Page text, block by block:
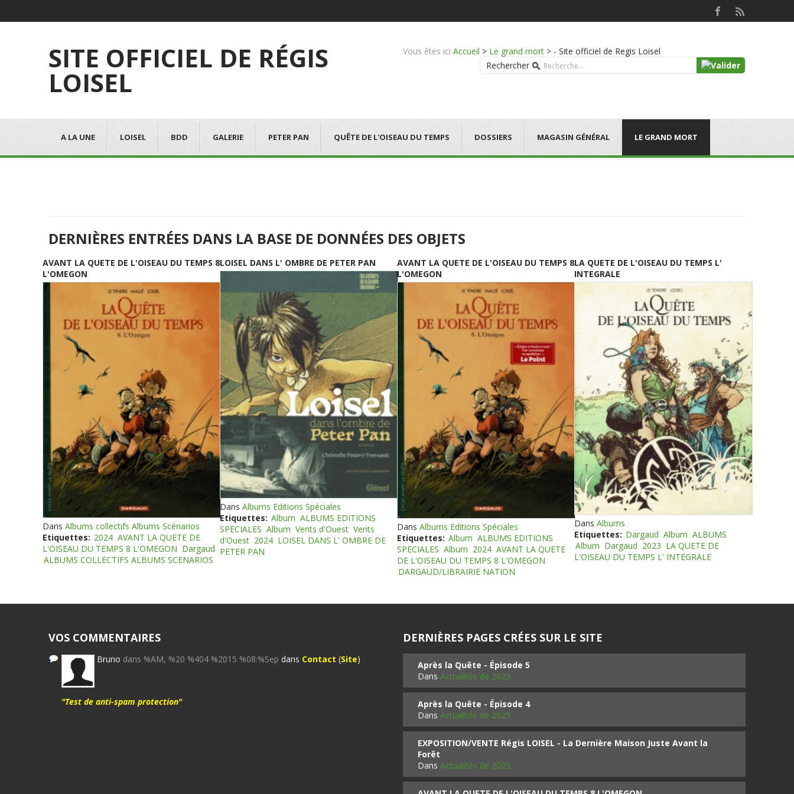
SITE OFFICIEL DE RÉGIS
LOISEL
Vous êtes ici Accueil > Le grand mort > - Site officiel de Regis Loisel
Rechercher
A LA UNE LOISEL BDD GALERIE PETER PAN QUÊTE DE L'OISEAU DU TEMPS DOSSIERS MAGASIN GÉNÉRAL LE GRAND MORT
DERNIÈRES ENTRÉES DANS LA BASE DE DONNÉES DES OBJETS
AVANT LA QUETE DE L'OISEAU DU TEMPS 8
L'OMEGON
Dans Albums collectifs Albums Scénarios
Etiquettes: 2024 AVANT LA QUETE DE
L'OISEAU DU TEMPS 8 L'OMEGON Dargaud
ALBUMS COLLECTIFS ALBUMS SCENARIOS
LOISEL DANS L' OMBRE DE PETER PAN
Dans Albums Editions Spéciales
Etiquettes: Album ALBUMS EDITIONS
SPECIALES Album Vents d'Ouest Vents
d'Ouest 2024 LOISEL DANS L' OMBRE DE
PETER PAN
AVANT LA QUETE DE L'OISEAU DU TEMPS 8
L'OMEGON
Dans Albums Editions Spéciales
Etiquettes: Album ALBUMS EDITIONS
SPECIALES Album 2024 AVANT LA QUETE
DE L'OISEAU DU TEMPS 8 L'OMEGON
DARGAUD/LIBRAIRIE NATION
LA QUETE DE L'OISEAU DU TEMPS L'
INTEGRALE
Dans Albums
Etiquettes: Dargaud Album ALBUMS
Album Dargaud 2023 LA QUETE DE
L'OISEAU DU TEMPS L' INTEGRALE
VOS COMMENTAIRES
Bruno dans %AM, %20 %404 %2015 %08:%Sep dans Contact (Site)
"Test de anti-spam protection"
DERNIÈRES PAGES CRÉES SUR LE SITE
Après la Quête - Épisode 5
Dans Actualités de 2025
Après la Quête - Épisode 4
Dans Actualités de 2025
EXPOSITION/VENTE Régis LOISEL - La Dernière Maison Juste Avant la
Forêt
Dans Actualités de 2025